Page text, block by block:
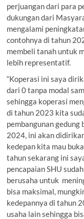
perjuangan dari para
dukungan dari
mengalami
contohnya di tahun
membeli tanah untuk
lebih representatif.
“Koperasi ini saya
dari 0 tanpa modal
sehingga koperasi
di tahun 2023 kita
pembangunan
2024, ini akan
kedepan kita mau
tahun sekarang ini
pencapaian SHU
berusaha untuk
bisa maksimal,
kedepannya di tahun
usaha lain sehingga